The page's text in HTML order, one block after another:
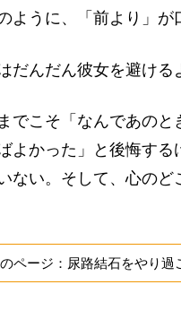
ように、「前より」が
だんだん彼女を避ける
でこそ「なんであのと
よかった」と後悔す
ない。そして、心の
ページ：尿路結石をやり過